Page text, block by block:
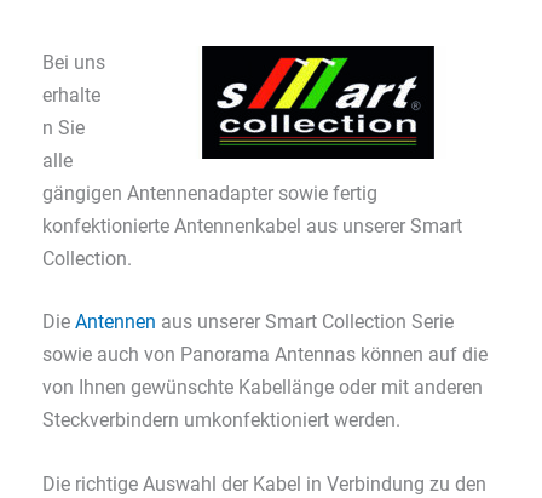
Bei uns
erhalte
n Sie
alle
gängigen Antennenadapter sowie fertig
konfektionierte Antennenkabel aus unserer Smart
Collection.
Die Antennen aus unserer Smart Collection Serie
sowie auch von Panorama Antennas können auf die
von Ihnen gewünschte Kabellänge oder mit anderen
Steckverbindern umkonfektioniert werden.
Die richtige Auswahl der Kabel in Verbindung zu den